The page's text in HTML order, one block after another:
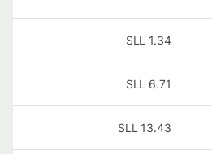
1.34
SLL
6.71
SLL
13.43
SLL